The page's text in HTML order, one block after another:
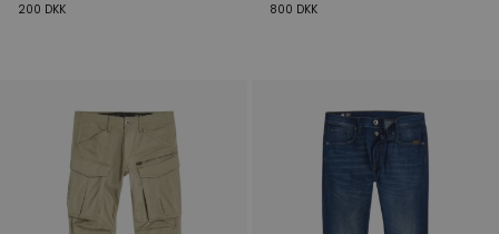
200 DKK 800 DKK